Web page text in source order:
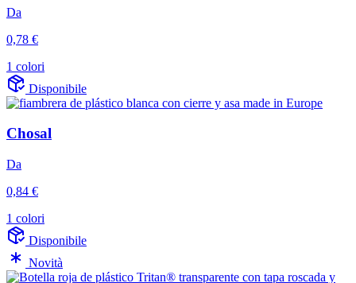
Da
0,78 €
1 colori
Disponibile
Chosal
Da
0,84 €
1 colori
Disponibile
Novità